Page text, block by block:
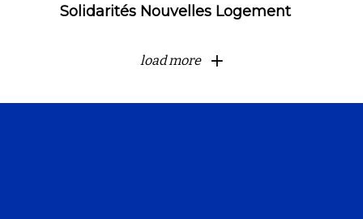
Solidarités Nouvelles Logement
load more